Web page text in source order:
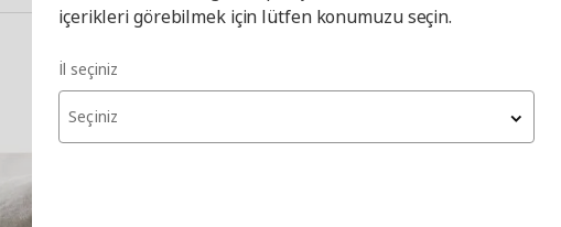
içerikleri görebilmek için lütfen konumuzu seçin.
İl seçiniz
Seçiniz